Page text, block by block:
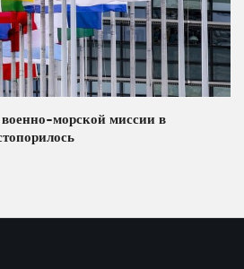
морской миссии в